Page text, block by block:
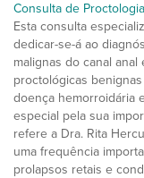
Consulta de Proctologia
Esta consulta
dedicar-se-á ao
malignas do canal
proctológicas
doença hemorroidária
especial pela sua
refere a Dra. Rita
uma frequência
prolapsos retais e